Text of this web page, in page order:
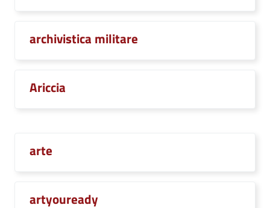
archivistica militare
Ariccia
arte
artyouready